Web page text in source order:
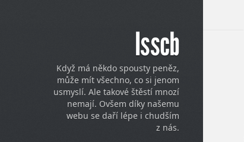
Isscb
Když má někdo spousty peněz,
může mít všechno, co si jenom
usmyslí. Ale takové štěstí mnozí
nemají. Ovšem díky našemu
webu se daří lépe i chudším
z nás.